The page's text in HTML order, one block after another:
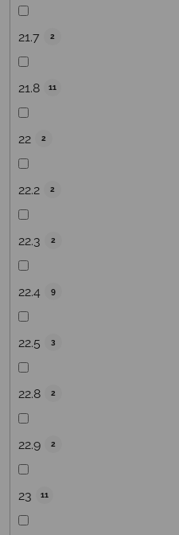
21.7 2
21.8 11
22 2
22.2 2
22.3 2
22.4 9
22.5 3
22.8 2
22.9 2
23 11